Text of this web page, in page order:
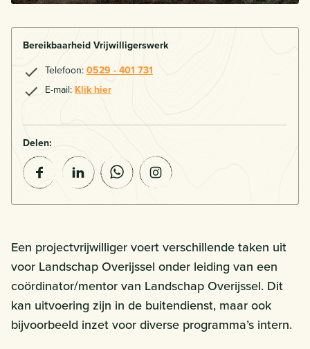
Bereikbaarheid Vrijwilligerswerk
Telefoon:0529 - 401 731
E-mail: Klik hier
Delen:
Een projectvrijwilliger voert verschillende taken uit
voor Landschap Overijssel onder leiding van een
coördinator/mentor van Landschap Overijssel. Dit
kan uitvoering zijn in de buitendienst, maar ook
bijvoorbeeld inzet voor diverse programma’s intern.